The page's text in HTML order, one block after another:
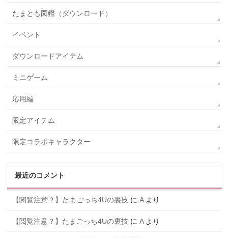
たまとも図鑑（ダウンロード）
イベント
ダウンロードアイテム
ミニゲーム
応用編
限定アイテム
限定コラボキャラクター
最近のコメント
【閲覧注意？】たまごっち4Uの裏技 にAより
【閲覧注意？】たまごっち4Uの裏技 にAより